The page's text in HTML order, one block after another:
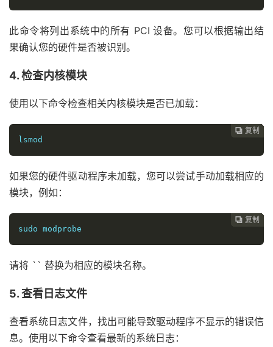
此命令将列出系统中的所有 PCI 设备。您可以根据输出结
果确认您的硬件是否被识别。
4. 检查内核模块
使用以下命令检查相关内核模块是否已加载：
 复制
 复制
 复制
 复制
 复制
 复制
lsmod
如果您的硬件驱动程序未加载，您可以尝试手动加载相应的
模块，例如：
 复制
 复制
 复制
 复制
 复制
sudo modprobe
请将 ` ` 替换为相应的模块名称。
5. 查看日志文件
查看系统日志文件，找出可能导致驱动程序不显示的错误信
息。使用以下命令查看最新的系统日志：